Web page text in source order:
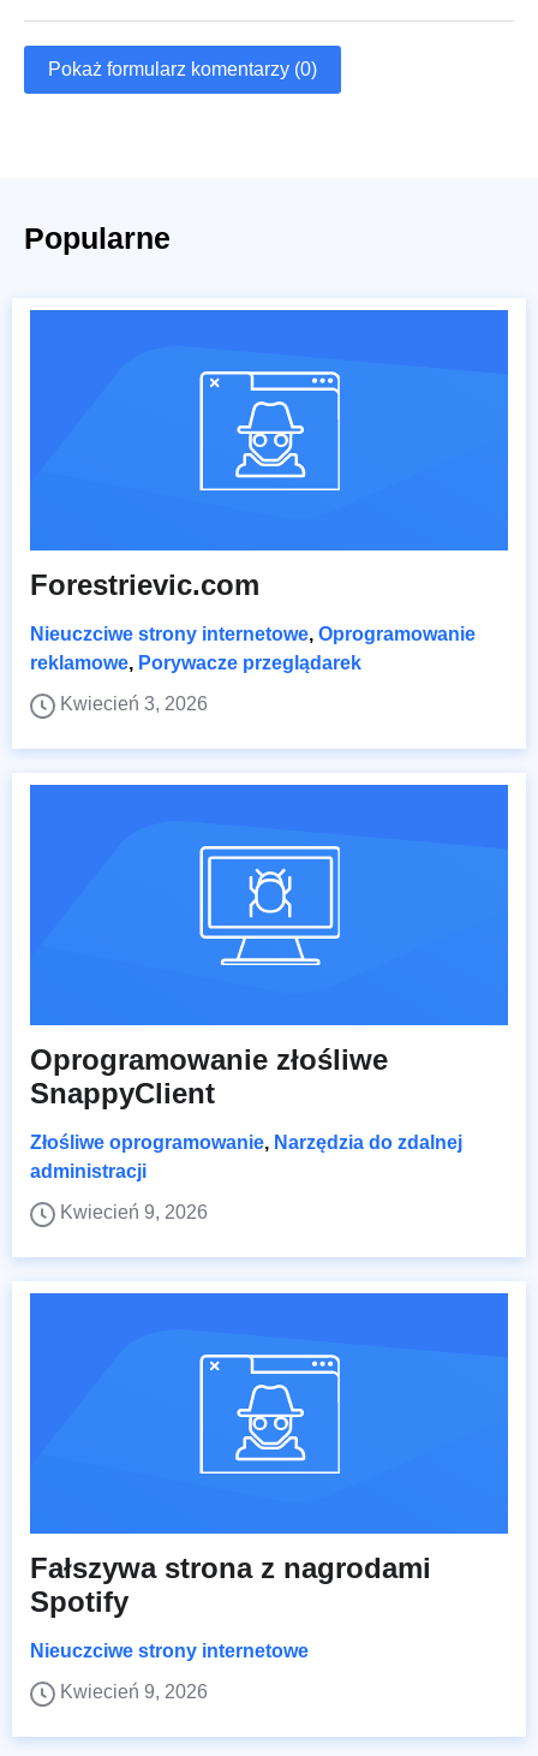
Pokaż formularz komentarzy (0)
Popularne
Forestrievic.com
Nieuczciwe strony internetowe, Oprogramowanie
reklamowe, Porywacze przeglądarek
Kwiecień 3, 2026
Oprogramowanie złośliwe
SnappyClient
Złośliwe oprogramowanie, Narzędzia do zdalnej
administracji
Kwiecień 9, 2026
Fałszywa strona z nagrodami
Spotify
Nieuczciwe strony internetowe
Kwiecień 9, 2026